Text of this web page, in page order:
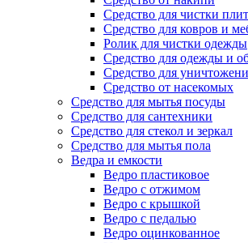
Средство для чистки плит
Средство для ковров и
Ролик для чистки одежды
Средство для одежды и
Средство для
Средство от насекомых
Средство для мытья посуды
Средство для сантехники
Средство для стекол и зеркал
Средство для мытья пола
Ведра и емкости
Ведро пластиковое
Ведро с отжимом
Ведро с крышкой
Ведро с педалью
Ведро оцинкованное